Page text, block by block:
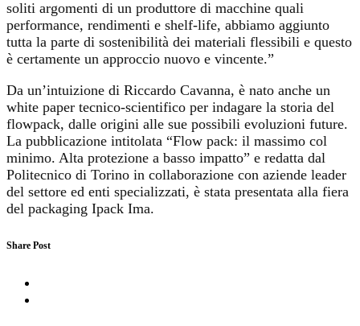
soliti argomenti di un produttore di macchine quali
performance, rendimenti e shelf-life, abbiamo aggiunto
tutta la parte di sostenibilità dei materiali flessibili e questo
è certamente un approccio nuovo e vincente.”
Da un’intuizione di Riccardo Cavanna, è nato anche un
white paper tecnico-scientifico per indagare la storia del
flowpack, dalle origini alle sue possibili evoluzioni future.
La pubblicazione intitolata “Flow pack: il massimo col
minimo. Alta protezione a basso impatto” e redatta dal
Politecnico di Torino in collaborazione con aziende leader
del settore ed enti specializzati, è stata presentata alla fiera
del packaging Ipack Ima.
Share Post